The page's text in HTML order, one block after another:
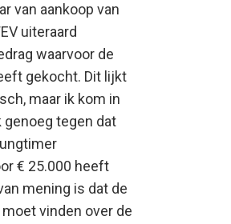
van aankoop van
uiteraard
waarvoor de
gekocht. Dit lijkt
maar ik kom in
genoeg tegen dat
€ 25.000 heeft
mening is dat de
vinden over de